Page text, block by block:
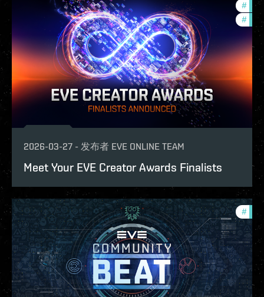
#
#
2026-03-27 - 发布者 EVE ONLINE TEAM
Meet Your EVE Creator Awards Finalists
#